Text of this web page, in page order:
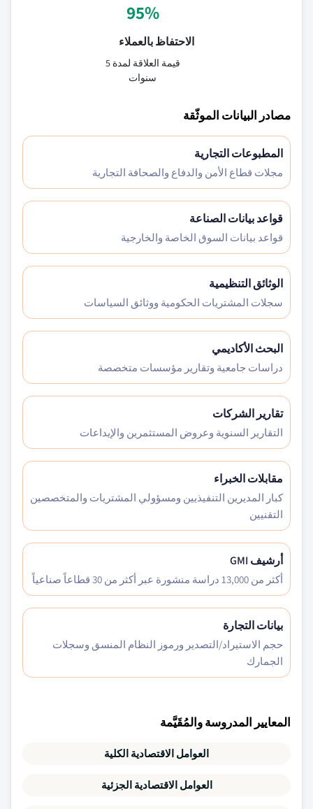
95%
الاحتفاظ بالعملاء
قيمة العلاقة لمدة 5
سنوات
مصادر البيانات الموثّقة
المطبوعات التجارية
مجلات قطاع الأمن والدفاع والصحافة التجارية
قواعد بيانات الصناعة
قواعد بيانات السوق الخاصة والخارجية
الوثائق التنظيمية
سجلات المشتريات الحكومية ووثائق السياسات
البحث الأكاديمي
دراسات جامعية وتقارير مؤسسات متخصصة
تقارير الشركات
التقارير السنوية وعروض المستثمرين والإيداعات
مقابلات الخبراء
كبار المديرين التنفيذيين ومسؤولي المشتريات والمتخصصين
التقنيين
أرشيف GMI
أكثر من 13,000 دراسة منشورة عبر أكثر من 30 قطاعاً صناعياً
بيانات التجارة
حجم الاستيراد/التصدير ورموز النظام المنسق وسجلات
الجمارك
المعايير المدروسة والمُقَيَّمة
العوامل الاقتصادية الكلية
العوامل الاقتصادية الجزئية